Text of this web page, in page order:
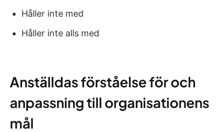
Håller inte med
Håller inte alls med
Anställdas förståelse för och
anpassning till organisationens
mål